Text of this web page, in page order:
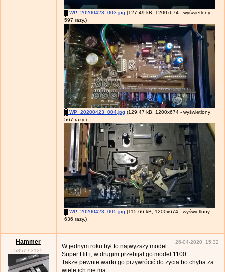
WP_20200423_003.jpg (127.49 kB, 1200x674 - wyświetlony
597 razy.)
WP_20200423_004.jpg (129.47 kB, 1200x674 - wyświetlony
567 razy.)
WP_20200423_005.jpg (115.66 kB, 1200x674 - wyświetlony
636 razy.)
Hammer
5857 / 3125
26-04-2020, 15:32
W jednym roku był to najwyższy model
Super HiFi, w drugim przebijał go model 1100.
Także pewnie warto go przywrócić do życia bo chyba za
wiele ich nie ma